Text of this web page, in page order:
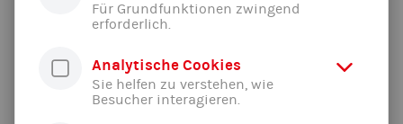
Für Grundfunktionen zwingend
erforderlich.
Analytische Cookies
Sie helfen zu verstehen, wie
Besucher interagieren.